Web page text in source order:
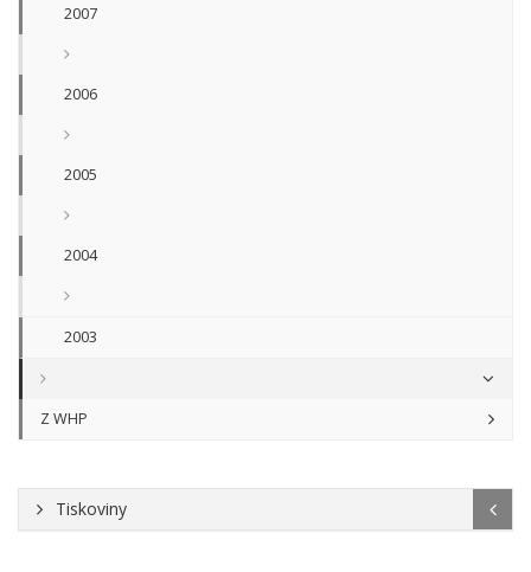
2007
2006
2005
2004
2003
Z WHP
Tiskoviny